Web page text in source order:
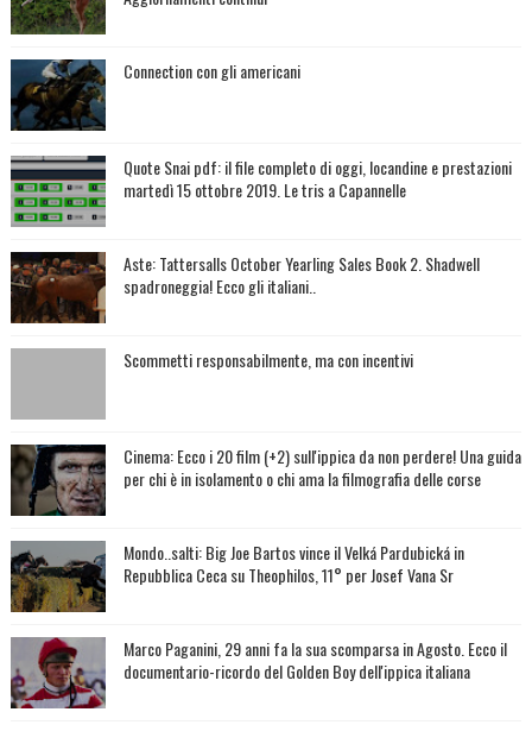
Connection con gli americani
Quote Snai pdf: il file completo di oggi, locandine e prestazioni
martedì 15 ottobre 2019. Le tris a Capannelle
Aste: Tattersalls October Yearling Sales Book 2. Shadwell
spadroneggia! Ecco gli italiani..
Scommetti responsabilmente, ma con incentivi
Cinema: Ecco i 20 film (+2) sull'ippica da non perdere! Una guida
per chi è in isolamento o chi ama la filmografia delle corse
Mondo..salti: Big Joe Bartos vince il Velká Pardubická in
Repubblica Ceca su Theophilos, 11° per Josef Vana Sr
Marco Paganini, 29 anni fa la sua scomparsa in Agosto. Ecco il
documentario-ricordo del Golden Boy dell'ippica italiana